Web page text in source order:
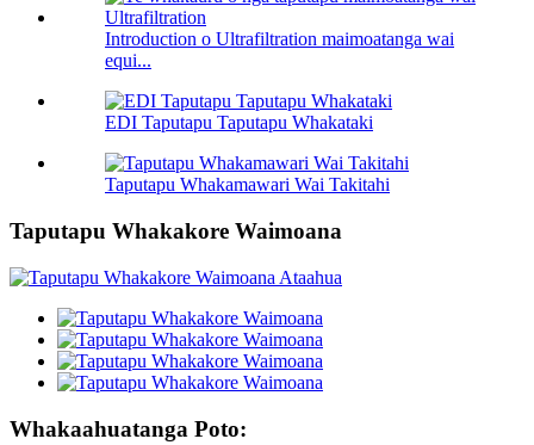
Introduction o Ultrafiltration maimoatanga wai
equi...
EDI Taputapu Taputapu Whakataki
Taputapu Whakamawari Wai Takitahi
Taputapu Whakakore Waimoana
Whakaahuatanga Poto: